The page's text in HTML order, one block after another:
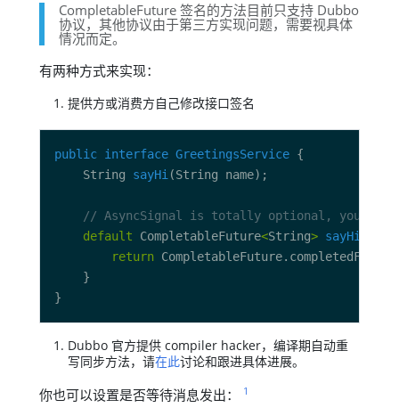
CompletableFuture 签名的方法目前只支持 Dubbo
协议，其他协议由于第三方实现问题，需要视具体
情况而定。
有两种方式来实现：
提供方或消费方自己修改接口签名
public interface GreetingsService
    String
sayHi
// AsyncSignal is totally optional, you can
default CompletableFuture<String> sayHi
return
Dubbo 官方提供 compiler hacker，编译期自动重
写同步方法，请在此讨论和跟进具体进展。
你也可以设置是否等待消息发出： 1